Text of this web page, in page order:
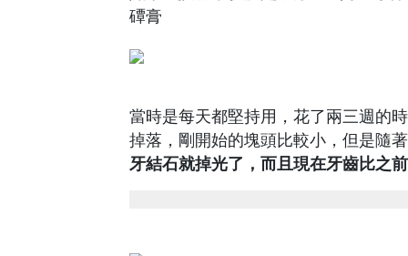
磹膏
當時是每天都堅持用，花了兩三週的
掉落，剛開始的塊頭比較小，但是隨
牙結石就掉光了，而且現在牙齒比之